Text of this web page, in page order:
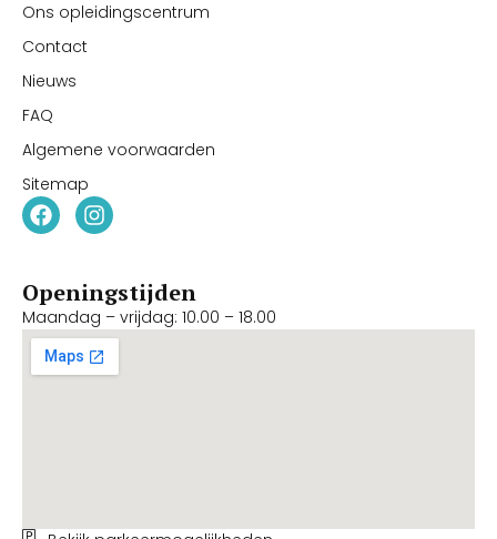
Ons opleidingscentrum
Contact
Nieuws
FAQ
Algemene voorwaarden
Sitemap
Openingstijden
Maandag – vrijdag: 10.00 – 18.00